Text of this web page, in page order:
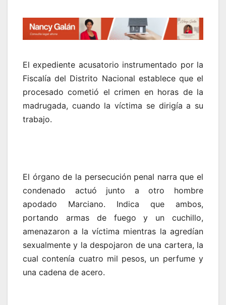
El expediente acusatorio instrumentado por la
Fiscalía del Distrito Nacional establece que el
procesado cometió el crimen en horas de la
madrugada, cuando la víctima se dirigía a su
trabajo.
El órgano de la persecución penal narra que el
condenado actuó junto a otro hombre
apodado Marciano. Indica que ambos,
portando armas de fuego y un cuchillo,
amenazaron a la víctima mientras la agredían
sexualmente y la despojaron de una cartera, la
cual contenía cuatro mil pesos, un perfume y
una cadena de acero.